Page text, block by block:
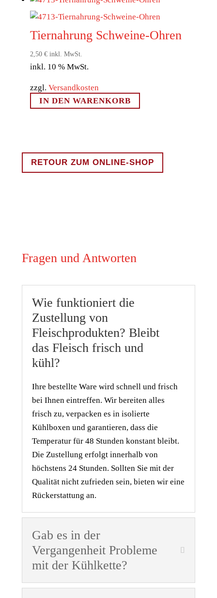
Tiernahrung Schweine-Ohren
2,50 € inkl. MwSt.
inkl. 10 % MwSt.
zzgl. Versandkosten
IN DEN WARENKORB
RETOUR ZUM ONLINE-SHOP
Fragen und Antworten
Wie funktioniert die
Zustellung von
Fleischprodukten? Bleibt
das Fleisch frisch und
kühl?
Ihre bestellte Ware wird schnell und frisch
bei Ihnen eintreffen. Wir bereiten alles
frisch zu, verpacken es in isolierte
Kühlboxen und garantieren, dass die
Temperatur für 48 Stunden konstant bleibt.
Die Zustellung erfolgt innerhalb von
höchstens 24 Stunden. Sollten Sie mit der
Qualität nicht zufrieden sein, bieten wir eine
Rückerstattung an.
Gab es in der
Vergangenheit Probleme
mit der Kühlkette?